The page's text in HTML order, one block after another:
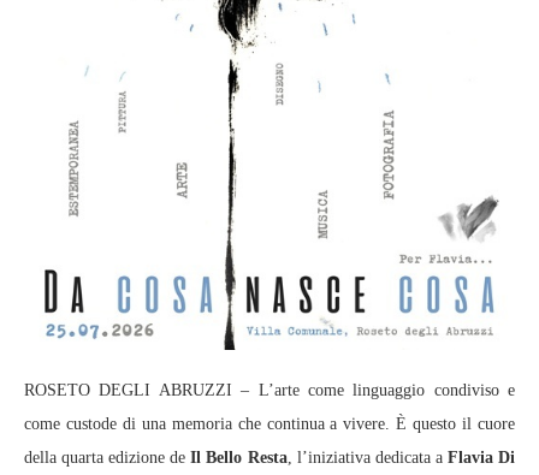
ROSETO DEGLI ABRUZZI – L’arte come linguaggio condiviso e
come custode di una memoria che continua a vivere. È questo il cuore
della quarta edizione deIl Bello Resta, l’iniziativa dedicata a Flavia Di